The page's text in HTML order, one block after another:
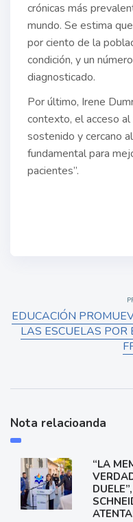
crónicas más
mundo. Se estima
por ciento de la
condición, y un
diagnosticado.
Por último, Irene
contexto, el acceso
sostenido y cercano
fundamental para
pacientes”.
EDUCACIÓN
LAS ESCUELAS POR
Nota relacioanda
“LA